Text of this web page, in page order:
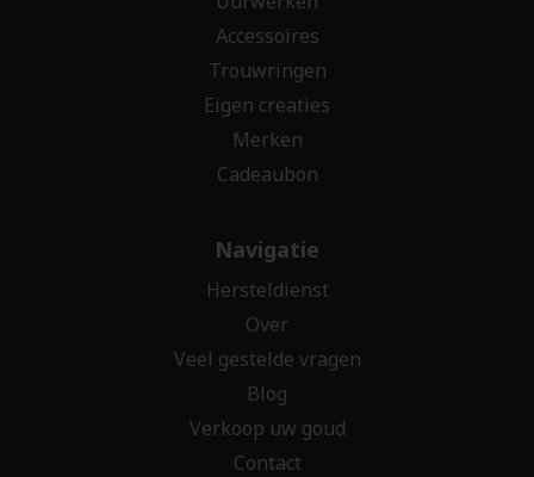
Accessoires
Trouwringen
Eigen creaties
Merken
Cadeaubon
Navigatie
Hersteldienst
Over
Veel gestelde vragen
Blog
Verkoop uw goud
Contact